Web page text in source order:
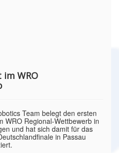
WRO
Team belegt den ersten
WRO Regional-Wettbewerb in
und hat sich damit für das
in Passau